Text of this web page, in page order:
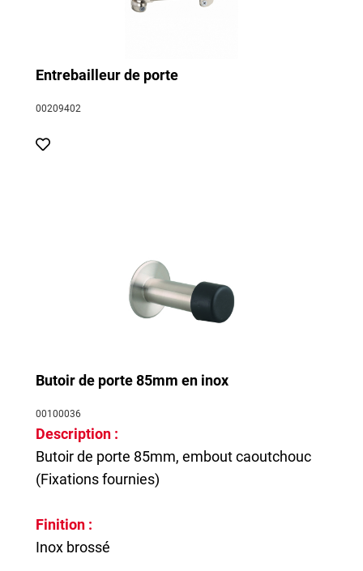
Entrebailleur de porte
00209402
Butoir de porte 85mm en inox
00100036
Description :
Butoir de porte 85mm, embout caoutchouc
(Fixations fournies)
Finition :
Inox brossé